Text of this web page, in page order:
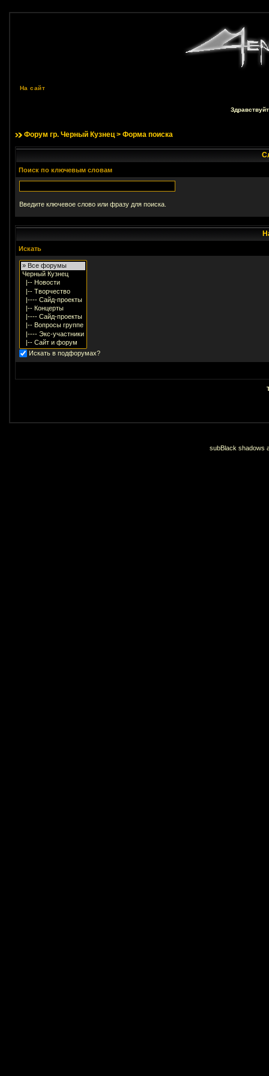
На сайт
Форум гр. Черный Кузнец> Форма поиска
Поиск по ключевым словам
Введите ключевое слово или фразу для поиска.
Искать
Искать в подфорумах?
subBlack shadows